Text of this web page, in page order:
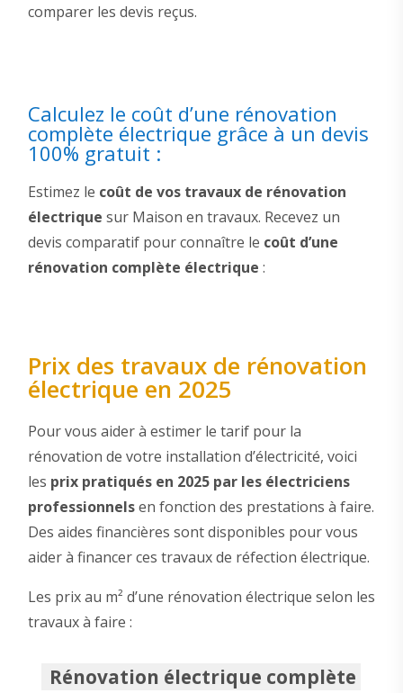
comparer les devis reçus.
Calculez le coût d’une rénovation
complète électrique grâce à un devis
100% gratuit :
Estimez le coût de vos travaux de rénovation
électrique sur Maison en travaux. Recevez un
devis comparatif pour connaître le coût d’une
rénovation complète électrique :
Prix des travaux de rénovation
électrique en 2025
Pour vous aider à estimer le tarif pour la
rénovation de votre installation d’électricité, voici
les prix pratiqués en 2025 par les électriciens
professionnelsen fonction des prestations à faire.
Des aides financières sont disponibles pour vous
aider à financer ces travaux de réfection électrique.
Les prix au m² d’une rénovation électrique selon les
travaux à faire :
Rénovation électrique complète